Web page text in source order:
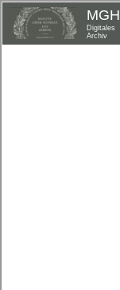
MGH
Digitales
Archiv